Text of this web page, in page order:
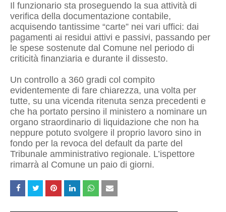
Il funzionario sta proseguendo la sua attività di
verifica della documentazione contabile,
acquisendo tantissime “carte” nei vari uffici: dai
pagamenti ai residui attivi e passivi, passando per
le spese sostenute dal Comune nel periodo di
criticità finanziaria e durante il dissesto.
Un controllo a 360 gradi col compito
evidentemente di fare chiarezza, una volta per
tutte, su una vicenda ritenuta senza precedenti e
che ha portato persino il ministero a nominare un
organo straordinario di liquidazione che non ha
neppure potuto svolgere il proprio lavoro sino in
fondo per la revoca del default da parte del
Tribunale amministrativo regionale. L’ispettore
rimarrà al Comune un paio di giorni.